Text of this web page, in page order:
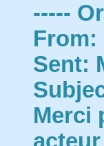
-----
From:
Sent:
Merci